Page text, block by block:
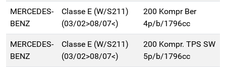
MERCEDES-
BENZ
Classe E (W/S211)
(03/02>08/07<)
200 Kompr Ber
4p/b/1796cc
MERCEDES-
BENZ
Classe E (W/S211)
(03/02>08/07<)
200 Kompr. TPS SW
5p/b/1796cc